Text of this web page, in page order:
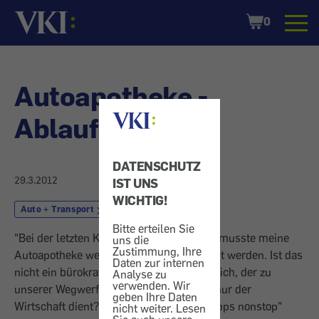
DATENSCHUTZ
IST UNS
WICHTIG!
Bitte erteilen Sie
uns die
Zustimmung, Ihre
Daten zur internen
Analyse zu
verwenden. Wir
geben Ihre Daten
nicht weiter. Lesen
Startseite
Shopping
Cart
0
Autoapotheke -
Ablaufdatum
29.3.2012
Auto + Transport
"Bei der letzten Kfz-Pickerl-Überprüfung musste meine
Autoapotheke wegen Ablauf ausgetauscht werden. Ist das
nicht ein bürokratischer Schildbürgerstreich, der zu
unserer Wegwerfgesellschaft passt und nur der
Wirtschaft dient?" - In unserer Rubrik "Tipps nonstop"